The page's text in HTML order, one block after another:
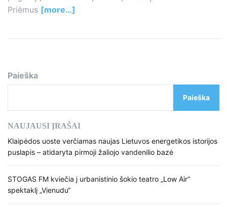
Priėmus [more…]
Paieška
Paieška
NAUJAUSI ĮRAŠAI
Klaipėdos uoste verčiamas naujas Lietuvos energetikos istorijos
puslapis – atidaryta pirmoji žaliojo vandenilio bazė
STOGAS FM kviečia į urbanistinio šokio teatro „Low Air“
spektaklį „Vienudu“